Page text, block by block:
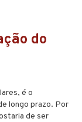
do
é o
longo prazo. Por
de ser